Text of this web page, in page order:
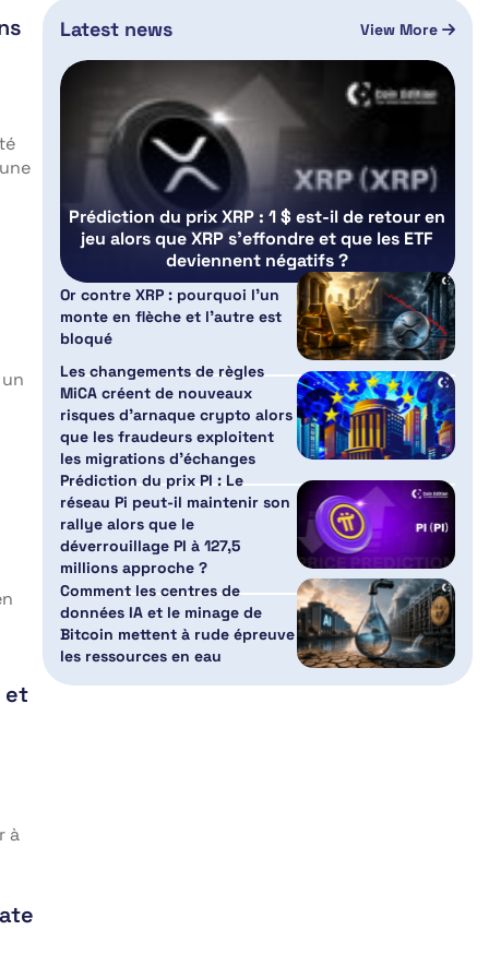
et
à
Latest news View More
Prédiction du prix XRP : 1 $ est-il de retour en
jeu alors que XRP s’effondre et que les ETF
deviennent négatifs ?
Or contre XRP : pourquoi l’un
monte en flèche et l’autre est
bloqué
Les changements de règles
MiCA créent de nouveaux
risques d’arnaque crypto alors
que les fraudeurs exploitent
les migrations d’échanges
Prédiction du prix PI : Le
réseau Pi peut-il maintenir son
rallye alors que le
déverrouillage PI à 127,5
millions approche ?
Comment les centres de
données IA et le minage de
Bitcoin mettent à rude épreuve
les ressources en eau